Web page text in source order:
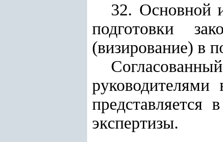
32. Основной
подготовки
(визирование) в
руководителями
экспертизы.